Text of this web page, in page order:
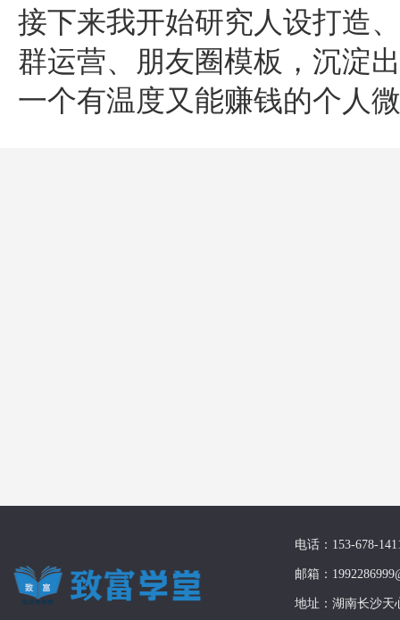
接下来我开始研究人设打造
群运营、朋友圈模板，沉淀
一个有温度又能赚钱的个人
电话：153-678-
邮箱：
地址：湖南长沙天